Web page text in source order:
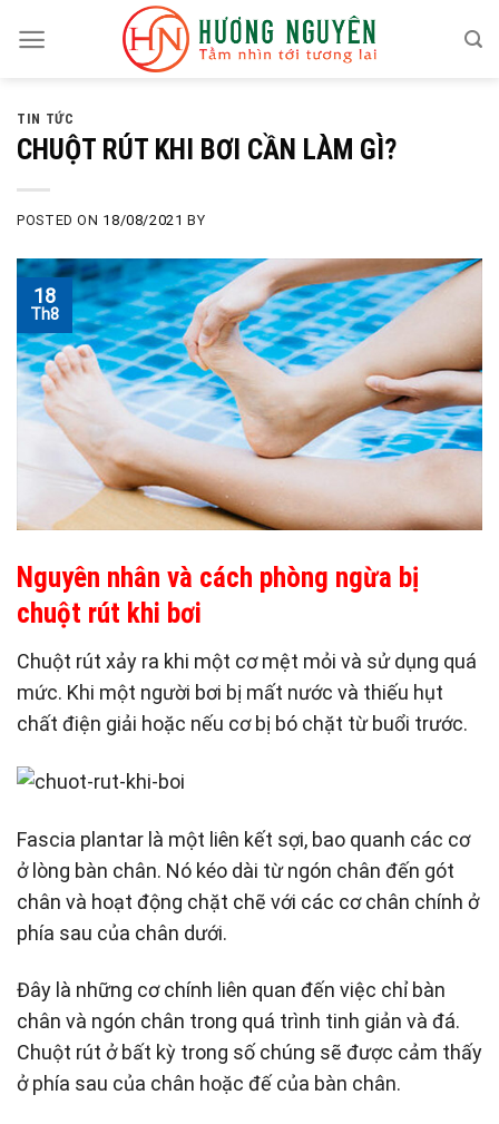
TIN TỨC
CHUỘT RÚT KHI BƠI CẦN LÀM GÌ?
POSTED ON 18/08/2021 BY
18
Th8
Nguyên nhân và cách phòng ngừa bị
chuột rút khi bơi
Chuột rút xảy ra khi một cơ mệt mỏi và sử dụng quá
mức. Khi một người bơi bị mất nước và thiếu hụt
chất điện giải hoặc nếu cơ bị bó chặt từ buổi trước.
Fascia plantar là một liên kết sợi, bao quanh các cơ
ở lòng bàn chân. Nó kéo dài từ ngón chân đến gót
chân và hoạt động chặt chẽ với các cơ chân chính ở
phía sau của chân dưới.
Đây là những cơ chính liên quan đến việc chỉ bàn
chân và ngón chân trong quá trình tinh giản và đá.
Chuột rút ở bất kỳ trong số chúng sẽ được cảm thấy
ở phía sau của chân hoặc đế của bàn chân.